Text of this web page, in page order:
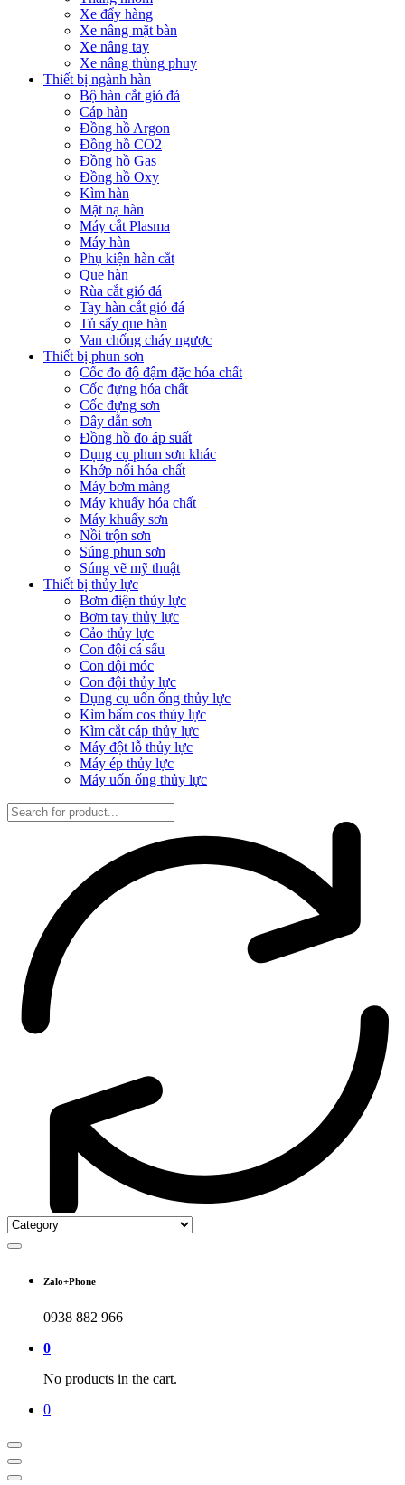
Xe đẩy hàng
Xe nâng mặt bàn
Xe nâng tay
Xe nâng thùng phuy
Thiết bị ngành hàn
Bộ hàn cắt gió đá
Cáp hàn
Đồng hồ Argon
Đồng hồ CO2
Đồng hồ Gas
Đồng hồ Oxy
Kìm hàn
Mặt nạ hàn
Máy cắt Plasma
Máy hàn
Phụ kiện hàn cắt
Que hàn
Rùa cắt gió đá
Tay hàn cắt gió đá
Tủ sấy que hàn
Van chống cháy ngược
Thiết bị phun sơn
Cốc đo độ đậm đặc hóa chất
Cốc đựng hóa chất
Cốc đựng sơn
Dây dẫn sơn
Đồng hồ đo áp suất
Dụng cụ phun sơn khác
Khớp nối hóa chất
Máy bơm màng
Máy khuấy hóa chất
Máy khuấy sơn
Nồi trộn sơn
Súng phun sơn
Súng vẽ mỹ thuật
Thiết bị thủy lực
Bơm điện thủy lực
Bơm tay thủy lực
Cảo thủy lực
Con đội cá sấu
Con đội móc
Con đội thủy lực
Dụng cụ uốn ống thủy lực
Kìm bấm cos thủy lực
Kìm cắt cáp thủy lực
Máy đột lỗ thủy lực
Máy ép thủy lực
Máy uốn ống thủy lực
Zalo+Phone
0938 882 966
0
No products in the cart.
0